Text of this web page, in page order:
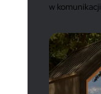
w komunikacji.